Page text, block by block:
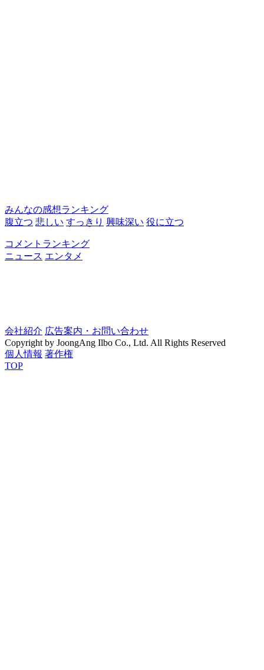
みんなの感想ランキング
腹立つ 悲しい すっきり 興味深い 役に立つ
コメントランキング
ニュース エンタメ
会社紹介 広告案内・お問い合わせ
Copyright by JoongAng Ilbo Co., Ltd. All Rights Reserved
個人情報 著作権
TOP